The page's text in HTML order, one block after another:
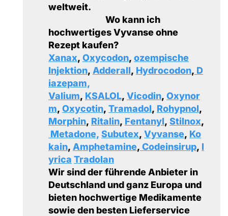
weltweit.
Wo kann ich
hochwertiges Vyvanse ohne
Rezept kaufen?
Xanax, Oxycodon, ozempische
Injektion, Adderall, Hydrocodon, D
iazepam,
Valium, KSALOL, Vicodin, Oxynor
m, Oxycotin, Tramadol, Rohypnol,
Morphin, Ritalin, Fentanyl, Stilnox,
Metadone, Subutex, Vyvanse, Ko
kain, Amphetamine, Codeinsirup, l
yrica Tradolan
Wir sind der führende Anbieter in
Deutschland und ganz Europa und
bieten hochwertige Medikamente
sowie den besten Lieferservice